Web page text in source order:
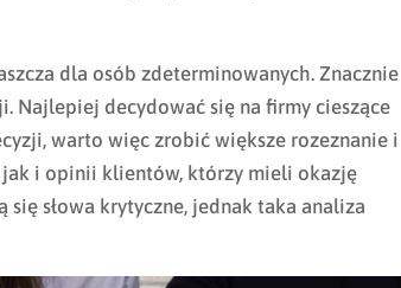
dla osób zdeterminowanych. Znacznie
Najlepiej decydować się na firmy cieszące
warto więc zrobić większe rozeznanie i
i opinii klientów, którzy mieli okazję
się słowa krytyczne, jednak taka analiza